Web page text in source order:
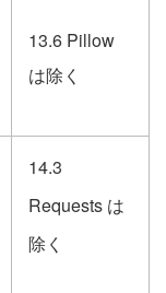
13.6 Pillow
は除く
14.3
Requests は
除く